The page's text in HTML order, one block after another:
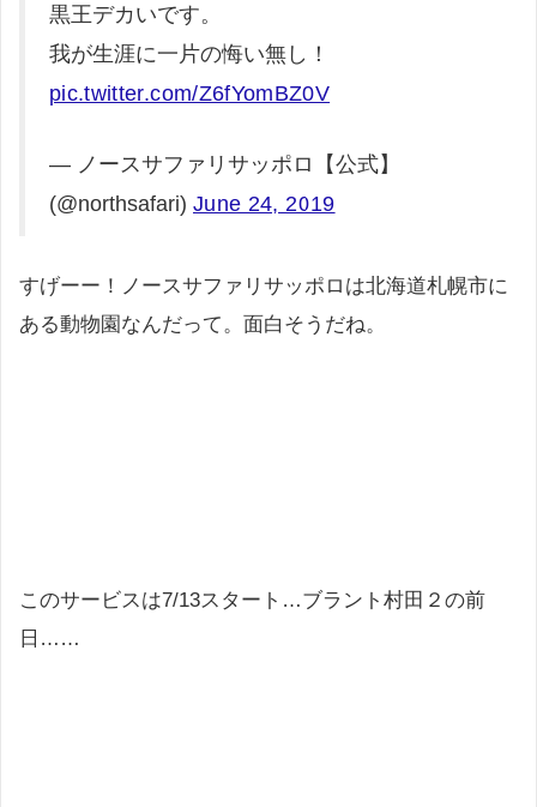
黒王デカいです。
我が生涯に一片の悔い無し！
pic.twitter.com/Z6fYomBZ0V
— ノースサファリサッポロ【公式】
(@northsafari) June 24, 2019
すげーー！ノースサファリサッポロは北海道札幌市に
ある動物園なんだって。面白そうだね。
このサービスは7/13スタート…ブラント村田２の前
日……